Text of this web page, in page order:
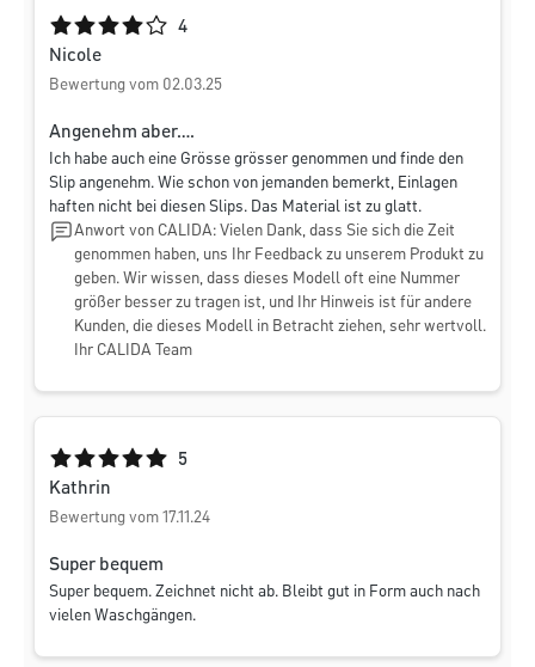
Durchschnittliche Bewertung von 4 von 5 Sternen
4
Nicole
Bewertung vom 02.03.25
Angenehm aber….
Ich habe auch eine Grösse grösser genommen und finde den
Slip angenehm. Wie schon von jemanden bemerkt, Einlagen
haften nicht bei diesen Slips. Das Material ist zu glatt.
Anwort von CALIDA: Vielen Dank, dass Sie sich die Zeit
genommen haben, uns Ihr Feedback zu unserem Produkt zu
geben. Wir wissen, dass dieses Modell oft eine Nummer
größer besser zu tragen ist, und Ihr Hinweis ist für andere
Kunden, die dieses Modell in Betracht ziehen, sehr wertvoll.
Ihr CALIDA Team
Durchschnittliche Bewertung von 5 von 5 Sternen
5
Kathrin
Bewertung vom 17.11.24
Super bequem
Super bequem. Zeichnet nicht ab. Bleibt gut in Form auch nach
vielen Waschgängen.